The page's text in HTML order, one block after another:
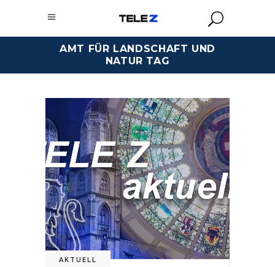
AMT FÜR LANDSCHAFT UND
NATUR TAG
AKTUELL